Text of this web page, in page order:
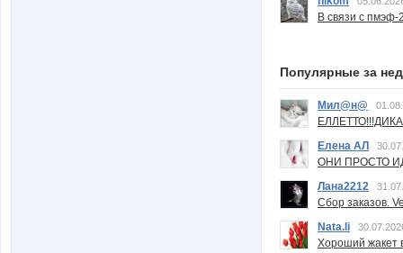
В связи с пмэф-
Популярные за
Мил@н@
Елена АЛ
ОНИ ПРОСТО
Лана2212
Сбор заказов.
Nata.li
Хороший жакет